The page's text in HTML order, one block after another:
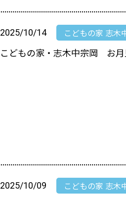
2025/10/14 こどもの家 志木
こどもの家・志木中宗岡 お
2025/10/09 こどもの家 志木